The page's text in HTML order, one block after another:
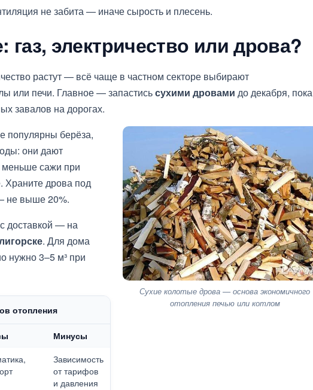
не забита — иначе сырость и плесень.
газ, электричество или дрова?
растут — всё чаще в частном секторе выбирают
или печи. Главное — запастисьсухими дровами до декабря, пока
завалов на дорогах.
Сухие колотые дрова — основа экономичного
отопления печью или котлом
популярны берёза,
они дают
меньше сажи при
Храните дрова под
не выше 20%.
доставкой — на
. Для дома
нужно 3–5 м³ при
отопления
Минусы
Зависимость
от тарифов
и давления